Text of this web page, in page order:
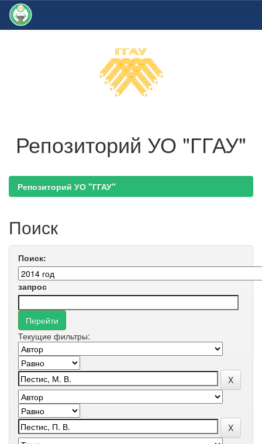
Репозиторий УО "ГГАУ"
Репозиторий УО "ГГАУ"
Поиск
Поиск:
запрос
Текущие фильтры: